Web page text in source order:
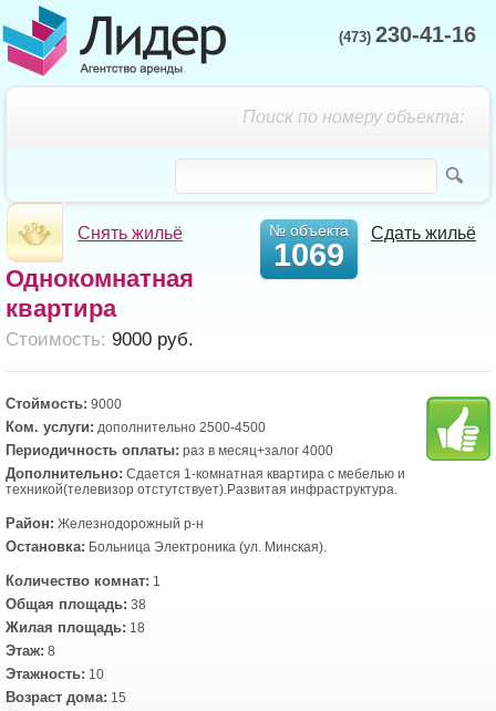
(473) 230-41-16
Поиск по номеру объекта:
Снять жильё Сдать жильё
№ объекта
1069
Однокомнатная
квартира
Cтоимость: 9000 руб.
Стоймость: 9000
Ком. услуги: дополнительно 2500-4500
Периодичность оплаты: раз в месяц+залог 4000
Дополнительно: Сдается 1-комнатная квартира с мебелью и
техникой(телевизор отстутствует).Развитая инфраструктура.
Район: Железнодорожный р-н
Остановка: Больница Электроника (ул. Минская).
Количество комнат: 1
Общая площадь: 38
Жилая площадь: 18
Этаж: 8
Этажность: 10
Возраст дома: 15